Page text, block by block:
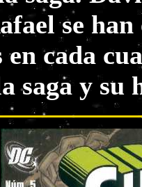
se
cada
saga y su